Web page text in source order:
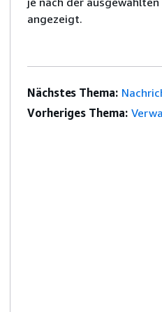
angezeigt.
Nächstes Thema:
Vorheriges Thema: